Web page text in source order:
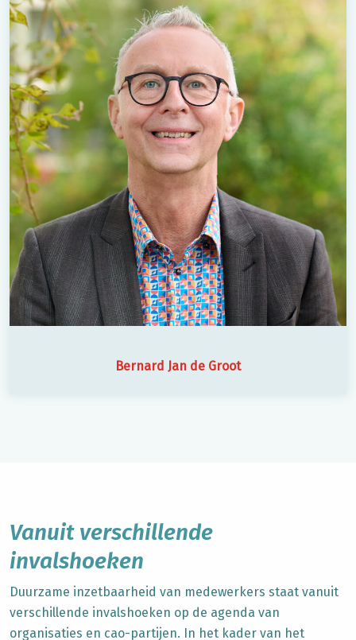
Bernard Jan de Groot
Vanuit verschillende
invalshoeken
Duurzame inzetbaarheid van medewerkers staat vanuit
verschillende invalshoeken op de agenda van
organisaties en cao-partijen. In het kader van het